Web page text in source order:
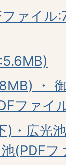
ァイル
・
ファイ
)・広光
(PDFフ